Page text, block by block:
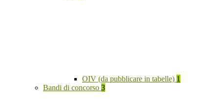
OIV (da pubblicare in tabelle) 1
Bandi di concorso 3